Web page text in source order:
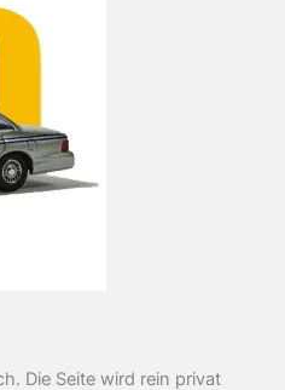
Die Seite wird rein privat